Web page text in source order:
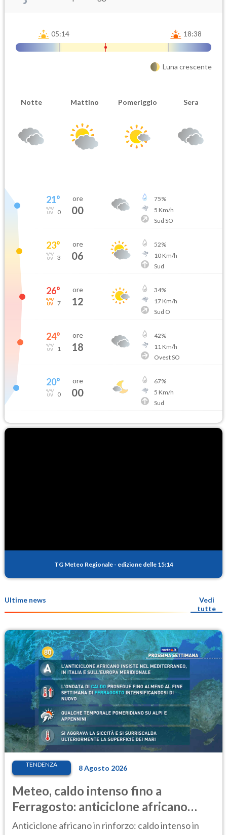
05:14 18:38
Luna crescente
Notte Mattino Pomeriggio Sera
21°
0
ore
00
75%
5 Km/h
Sud SO
23°
3
ore
06
52%
10Km/h
Sud
26°
7
ore
12
34%
17Km/h
Sud O
24°
1
ore
18
42%
11 Km/h
Ovest SO
20°
0
ore
00
67%
5 Km/h
Sud
TG Meteo Regionale - edizione delle 15:14
Ultime news
Vedi
tutte
TENDENZA 8 Agosto 2026
Meteo, caldo intenso fino a
Ferragosto: anticiclone africano
ancora protagonista
Anticiclone africano in rinforzo: caldo intenso in